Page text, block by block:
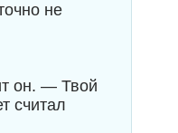
не
он. — Твой
считал